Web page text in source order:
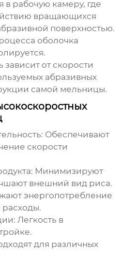
в рабочую камеру, где
вращающихся
поверхностью.
оболочка
от скорости
абразивных
самой мельницы.
Обеспечивают
скорости
Минимизируют
внешний вид риса.
энергопотребление
расходы.
Легкость в
для различных